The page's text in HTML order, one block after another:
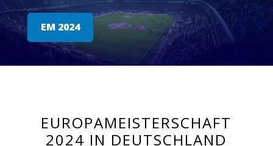
EM 2024
EUROPAMEISTERSCHAFT
2024 IN DEUTSCHLAND